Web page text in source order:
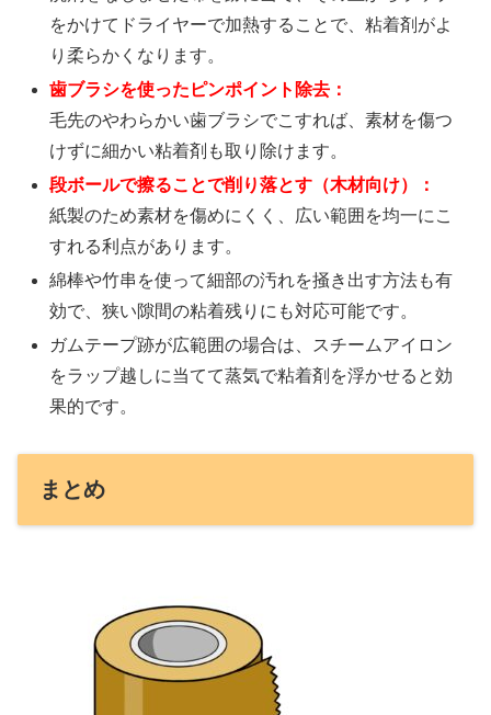
をかけてドライヤーで加熱することで、粘着剤がよ
り柔らかくなります。
歯ブラシを使ったピンポイント除去：
毛先のやわらかい歯ブラシでこすれば、素材を傷つ
けずに細かい粘着剤も取り除けます。
段ボールで擦ることで削り落とす（木材向け）：
紙製のため素材を傷めにくく、広い範囲を均一にこ
すれる利点があります。
綿棒や竹串を使って細部の汚れを掻き出す方法も有
効で、狭い隙間の粘着残りにも対応可能です。
ガムテープ跡が広範囲の場合は、スチームアイロン
をラップ越しに当てて蒸気で粘着剤を浮かせると効
果的です。
まとめ